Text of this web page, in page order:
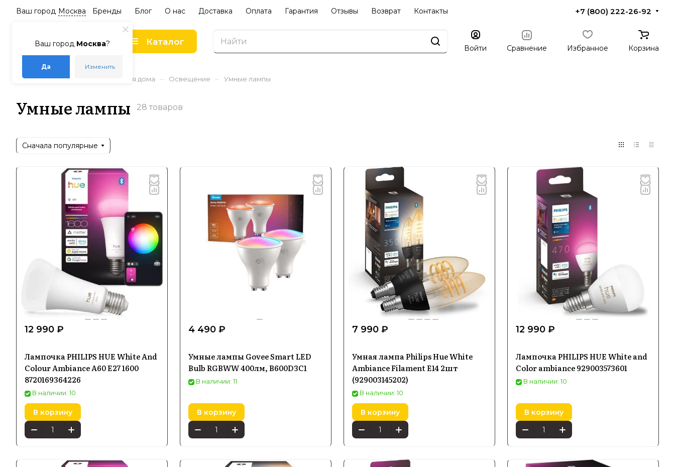
Ваш город Москва?
Да Изменить
Ваш город Москва Бренды Блог О нас Доставка Оплата Гарантия Отзывы Возврат Контакты +7 (800) 222-26-92
Каталог
Войти Сравнение Избранное Корзина
Главная – Каталог Товары для дома – Освещение – Умные лампы
Умные лампы 28 товаров
Сначала популярные
12 990 ₽
Лампочка PHILIPS HUE White And
Colour Ambiance A60 E27 1600
8720169364226
В наличии: 10
В корзину
4 490 ₽
Умные лампы Govee Smart LED
Bulb RGBWW 400лм, B600D3C1
В наличии: 11
В корзину
7 990 ₽
Умная лампа Philips Hue White
Ambiance Filament E14 2шт
(929003145202)
В наличии: 10
В корзину
12 990 ₽
Лампочка PHILIPS HUE White and
Color ambiance 929003573601
В наличии: 10
В корзину